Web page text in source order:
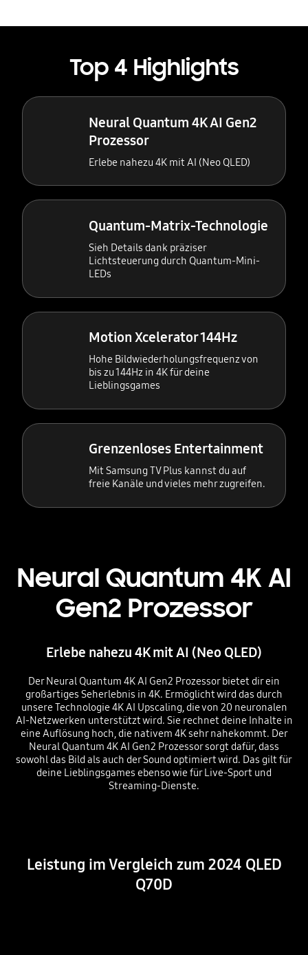
Top 4 Highlights
Neural Quantum 4K AI Gen2
Prozessor
Erlebe nahezu 4K mit AI (Neo QLED)
Quantum-Matrix-Technologie
Sieh Details dank präziser
Lichtsteuerung durch Quantum-Mini-
LEDs
Motion Xcelerator 144Hz
Hohe Bildwiederholungsfrequenz von
bis zu 144Hz in 4K für deine
Lieblingsgames
Grenzenloses Entertainment
Mit Samsung TV Plus kannst du auf
freie Kanäle und vieles mehr zugreifen.
Neural Quantum 4K AI
Gen2 Prozessor
Erlebe nahezu 4K mit AI (Neo QLED)
Der Neural Quantum 4K AI Gen2 Prozessor bietet dir ein
großartiges Seherlebnis in 4K. Ermöglicht wird das durch
unsere Technologie 4K AI Upscaling, die von 20 neuronalen
AI-Netzwerken unterstützt wird. Sie rechnet deine Inhalte in
eine Auflösung hoch, die nativem 4K sehr nahekommt. Der
Neural Quantum 4K AI Gen2 Prozessor sorgt dafür, dass
sowohl das Bild als auch der Sound optimiert wird. Das gilt für
deine Lieblingsgames ebenso wie für Live-Sport und
Streaming-Dienste.
Leistung im Vergleich zum 2024 QLED
Q70D